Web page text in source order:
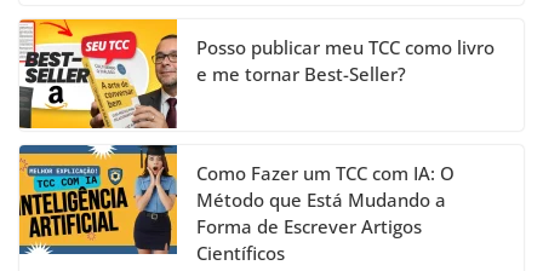
el
Posso publicar meu TCC como livro
e me tornar Best-Seller?
Como Fazer um TCC com IA: O
Método que Está Mudando a
Forma de Escrever Artigos
Científicos